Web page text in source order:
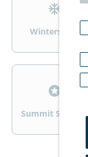
Wintersport
>
Summit Specials